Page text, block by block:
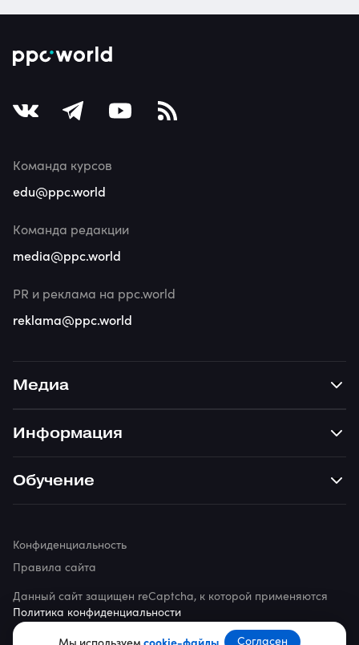
Мы используем cookie-файлы Согласен
Медиа
Информация
Обучение
Команда курсов
edu@ppc.world
Команда редакции
media@ppc.world
PR и реклама на ppc.world
reklama@ppc.world
© 2026 ppc.world
Данный сайт защищен reCaptcha, к которой применяются
Политика конфиденциальности
Конфиденциальность
Правила сайта